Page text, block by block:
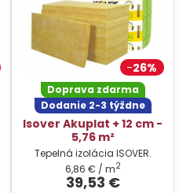
26%
Doprava zdarma
Dodanie 2-3 týždne
Isover Akuplat + 12 cm -
5,76 m²
Tepelná izolácia ISOVER.
39,53 €
6,86 € / m2